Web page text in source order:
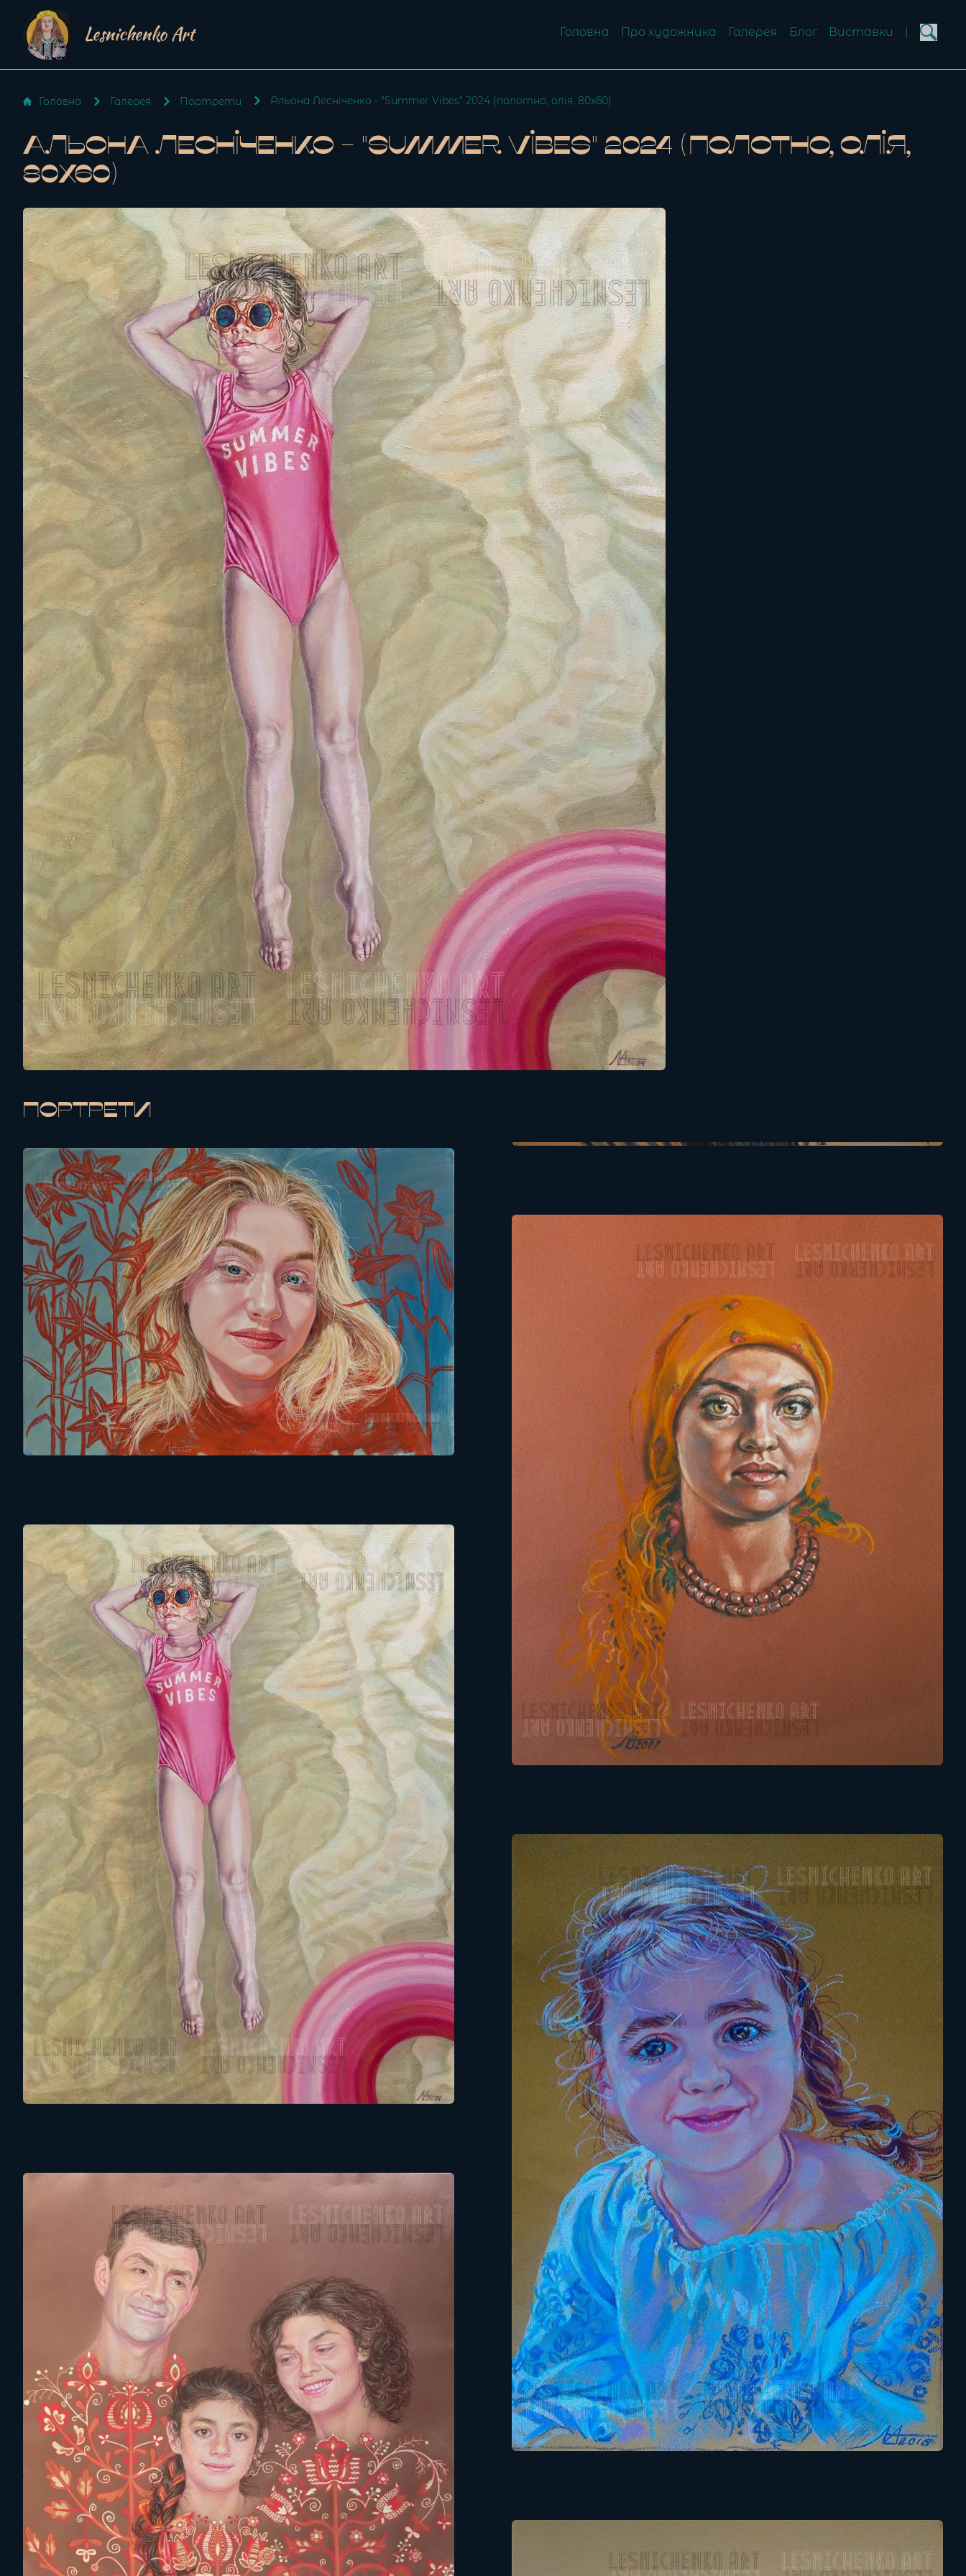
Lesnichenko Art Головна Про художника Галерея Блог Виставки
Головна Галерея Портрети Альона Лесніченко - "Summer Vibes" 2024 (полотно, олія, 80x60)
Альона Лесніченко - "Summer Vibes" 2024 (полотно, олія,
80x60)
Портрети